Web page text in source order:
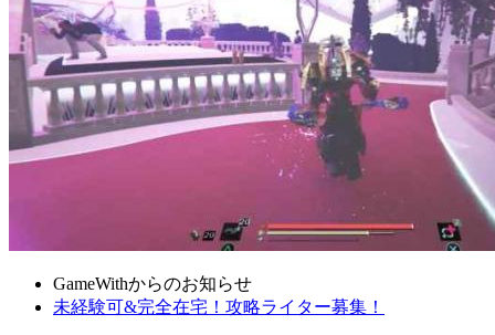
GameWithからのお知らせ
未経験可&完全在宅！攻略ライター募集！